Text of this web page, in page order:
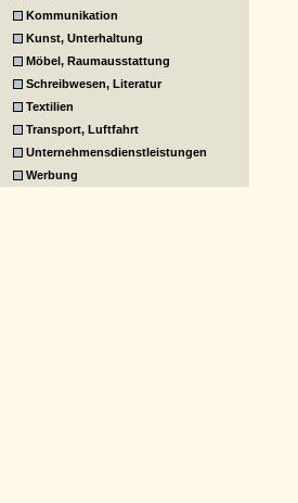
Kommunikation
Kunst, Unterhaltung
Möbel, Raumausstattung
Schreibwesen, Literatur
Textilien
Transport, Luftfahrt
Unternehmensdienstleistungen
Werbung